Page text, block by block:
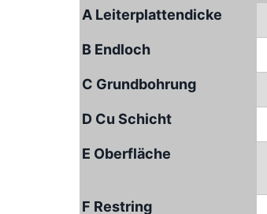
A Leiterplattendicke
B Endloch
C Grundbohrung
D Cu Schicht
E Oberfläche
F Restring